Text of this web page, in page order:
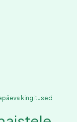
kingitused